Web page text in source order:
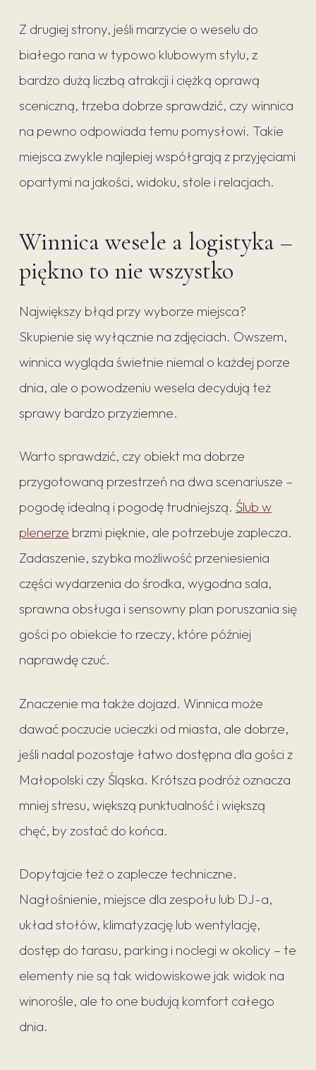
Z drugiej strony, jeśli marzycie o weselu do
białego rana w typowo klubowym stylu, z
bardzo dużą liczbą atrakcji i ciężką oprawą
sceniczną, trzeba dobrze sprawdzić, czy winnica
na pewno odpowiada temu pomysłowi. Takie
miejsca zwykle najlepiej współgrają z przyjęciami
opartymi na jakości, widoku, stole i relacjach.
Winnica wesele a logistyka –
piękno to nie wszystko
Największy błąd przy wyborze miejsca?
Skupienie się wyłącznie na zdjęciach. Owszem,
winnica wygląda świetnie niemal o każdej porze
dnia, ale o powodzeniu wesela decydują też
sprawy bardzo przyziemne.
Warto sprawdzić, czy obiekt ma dobrze
przygotowaną przestrzeń na dwa scenariusze –
pogodę idealną i pogodę trudniejszą. Ślub w
plenerze brzmi pięknie, ale potrzebuje zaplecza.
Zadaszenie, szybka możliwość przeniesienia
części wydarzenia do środka, wygodna sala,
sprawna obsługa i sensowny plan poruszania się
gości po obiekcie to rzeczy, które później
naprawdę czuć.
Znaczenie ma także dojazd. Winnica może
dawać poczucie ucieczki od miasta, ale dobrze,
jeśli nadal pozostaje łatwo dostępna dla gości z
Małopolski czy Śląska. Krótsza podróż oznacza
mniej stresu, większą punktualność i większą
chęć, by zostać do końca.
Dopytajcie też o zaplecze techniczne.
Nagłośnienie, miejsce dla zespołu lub DJ-a,
układ stołów, klimatyzację lub wentylację,
dostęp do tarasu, parking i noclegi w okolicy – te
elementy nie są tak widowiskowe jak widok na
winorośle, ale to one budują komfort całego
dnia.